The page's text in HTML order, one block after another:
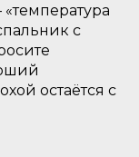
с
остаётся с